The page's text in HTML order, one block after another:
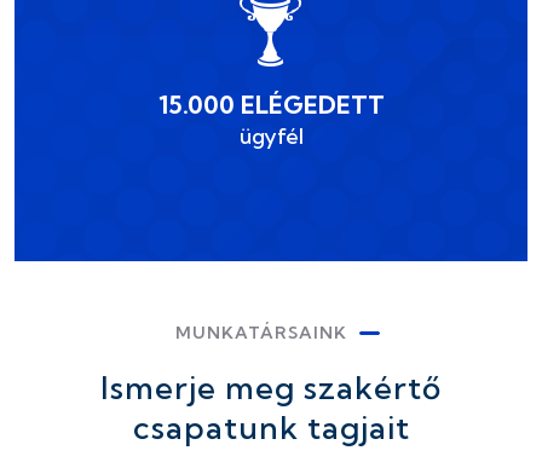
15.000 ELÉGEDETT
ügyfél
MUNKATÁRSAINK
Ismerje meg szakértő
csapatunk tagjait